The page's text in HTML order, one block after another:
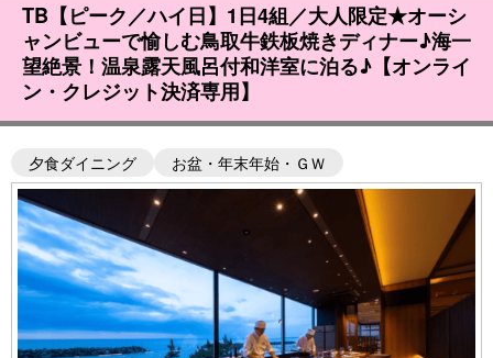
TB【ピーク／ハイ日】1日4組／大人限定★オーシ
ャンビューで愉しむ鳥取牛鉄板焼きディナー♪海一
望絶景！温泉露天風呂付和洋室に泊る♪【オンライ
ン・クレジット決済専用】
夕食ダイニング お盆・年末年始・ＧＷ